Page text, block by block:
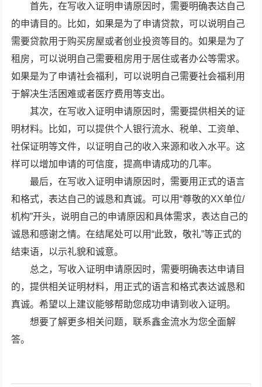
首先，在写收入证明申请原因时，需要明确表达自己
的申请目的。比如，如果是为了申请贷款，可以说明自己
需要贷款用于购买房屋或者创业投资等目的。如果是为了
租房，可以说明自己需要租房用于居住或者办公等需求。
如果是为了申请社会福利，可以说明自己需要社会福利用
于解决生活困难或者医疗费用等支出。
其次，在写收入证明申请原因时，需要提供相关的证
明材料。比如，可以提供个人银行流水、税单、工资单、
社保证明等文件，以证明自己的收入来源和收入水平。这
样可以增加申请的可信度，提高申请成功的几率。
最后，在写收入证明申请原因时，需要用正式的语言
和格式，表达自己的诚恳和真诚。可以用“尊敬的XX单位/
机构”开头，说明自己的申请原因和具体需求，表达自己的
诚恳和感谢之情。在结尾处可以用“此致，敬礼”等正式的
结束语，以示礼貌和诚意。
总之，写收入证明申请原因时，需要明确表达申请目
的，提供相关证明材料，用正式的语言和格式表达诚恳和
真诚。希望以上建议能够帮助您成功申请到收入证明。
想要了解更多相关问题，联系鑫金流水为您全面解
答。